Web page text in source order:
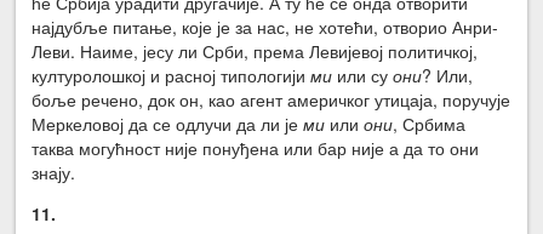
најдубље питање, које је за нас, не хотећи, отворио Анри-
Леви. Наиме, јесу ли Срби, према Левијевој политичкој,
културолошкој и расној типологијими или суони? Или,
боље речено, док он, као агент америчког утицаја, поручује
Меркеловој да се одлучи да ли јеми илиони, Србима
таква могућност није понуђена или бар није а да то они
знају.
11.